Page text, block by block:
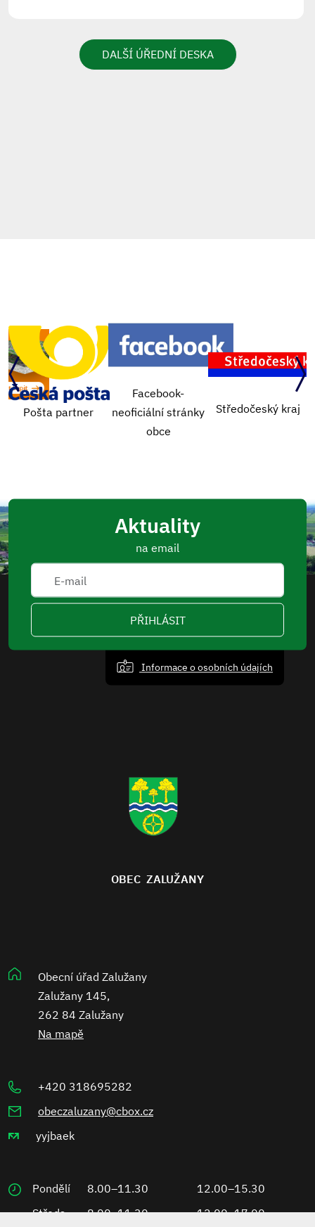
DALŠÍ ÚŘEDNÍ DESKA
Facebook-
neoficiální stránky
Středočeský kraj Návštěva lékaře
Aktuality
na email
PŘIHLÁSIT
Informace o osobních údajích
OBEC ZALUŽANY
Obecní úřad Zalužany
Zalužany 145,
262 84 Zalužany
Na mapě
+420 318695282
obeczaluzany@cbox.cz
yyjbaek
Pondělí 8.00–11.30
12.00–15.30
Středa
8.00–11.30 12.00–17.00